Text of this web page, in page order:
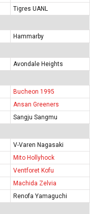
Tigres UANL
Hammarby
Avondale Heights
Bucheon 1995
Ansan Greeners
Sangju Sangmu
V-Varen Nagasaki
Mito Hollyhock
Ventforet Kofu
Machida Zelvia
Renofa Yamaguchi